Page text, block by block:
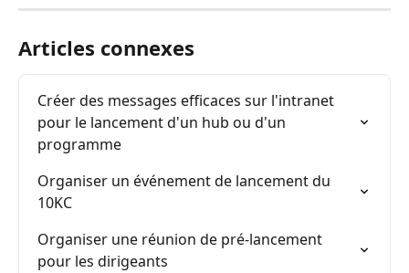
Articles connexes
Créer des messages efficaces sur l'intranet
pour le lancement d'un hub ou d'un
programme
Organiser un événement de lancement du
10KC
Organiser une réunion de pré-lancement
pour les dirigeants